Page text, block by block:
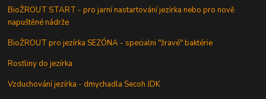
BioŽROUT START - pro jarní nastartování jezírka nebo pro nově
napuštěné nádrže
BioŽROUT pro jezírka SEZÓNA - specialni "žravé" baktérie
Rostliny do jezírka
Vzduchování jezírka - dmychadla Secoh JDK